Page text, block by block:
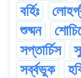
বৰ্হিঃ
শুষ্মন
সপ্তাৰ্চিস
সৰ্ব্বভুক